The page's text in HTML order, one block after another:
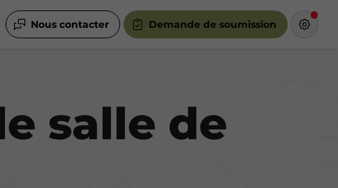
Nous contacter Demande de soumission
salle de